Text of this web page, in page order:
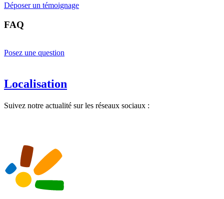
Déposer un témoignage
FAQ
Posez une question
Localisation
Suivez notre actualité sur les réseaux sociaux :